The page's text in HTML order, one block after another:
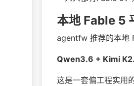
本地 Fable 5
agentfw 推荐的本地
Qwen3.6 + Kimi
这是一套偏工程实用